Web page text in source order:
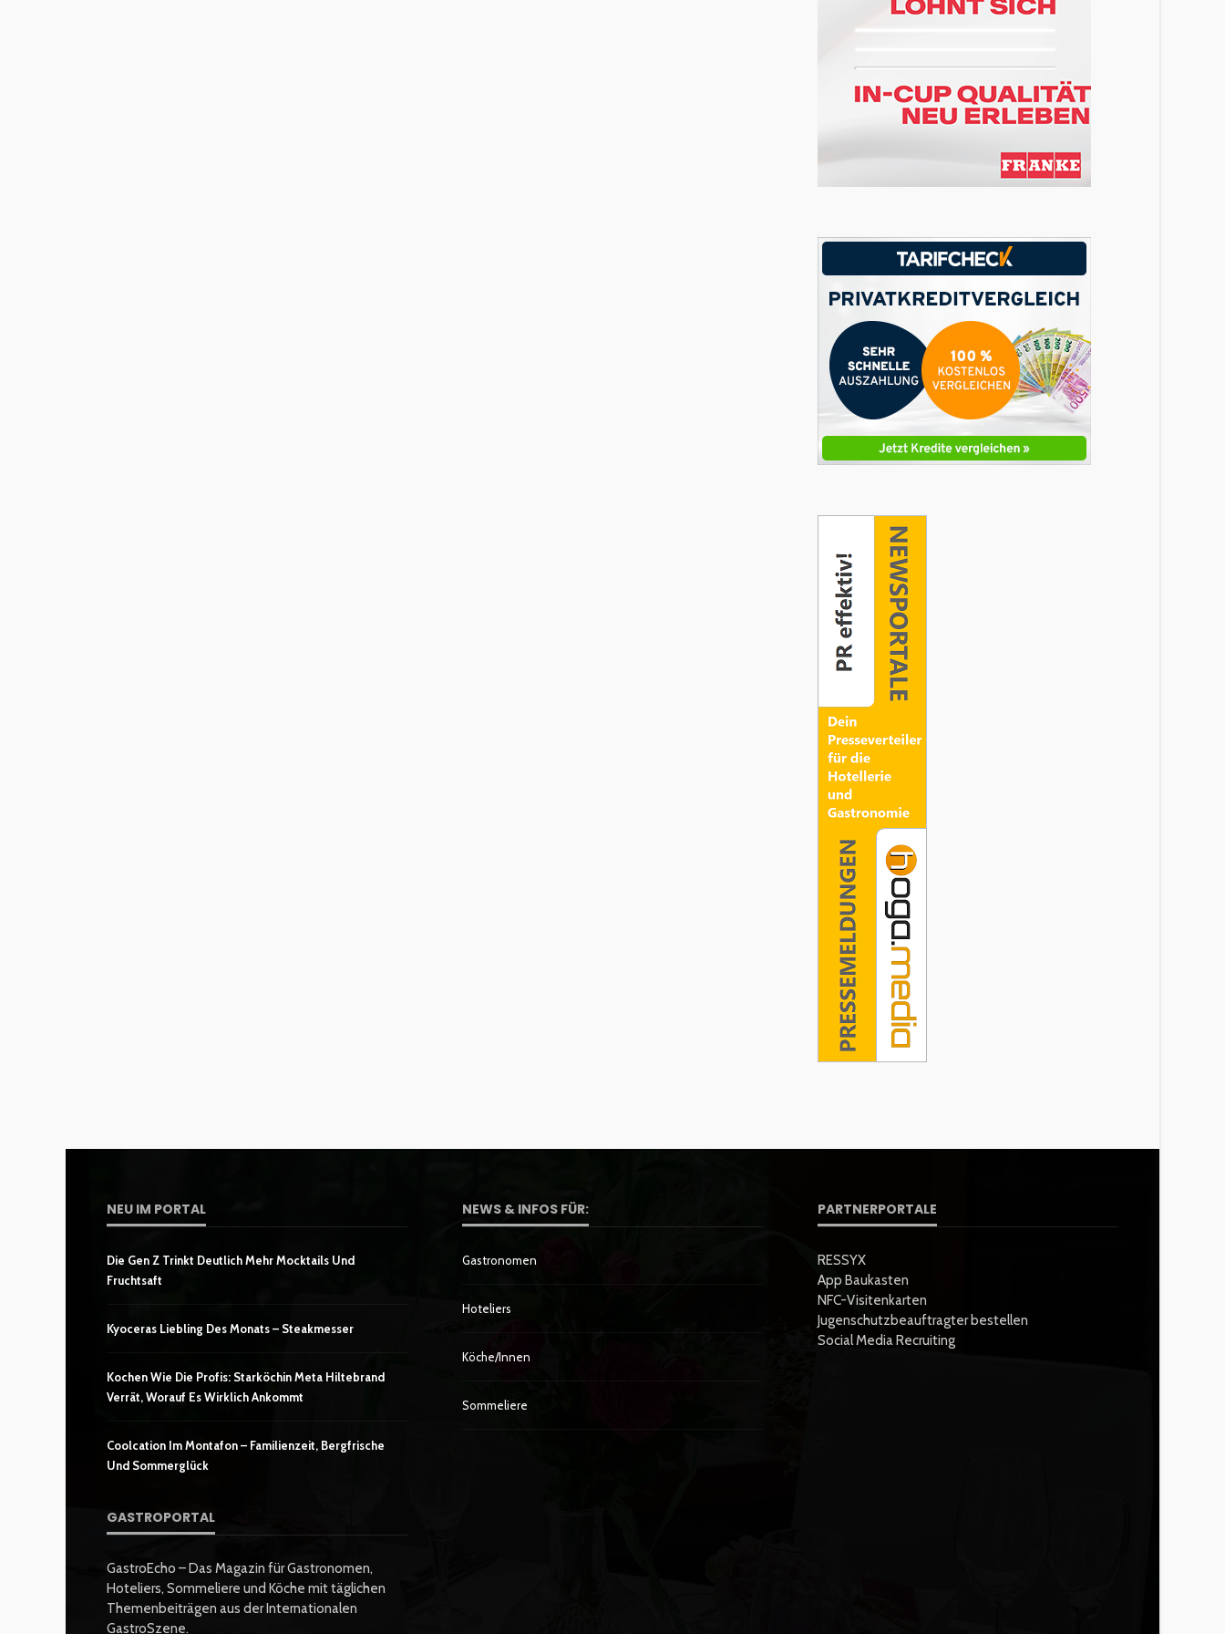
NEU IM PORTAL
Die Gen Z Trinkt Deutlich Mehr Mocktails Und
Fruchtsaft
Kyoceras Liebling Des Monats – Steakmesser
Kochen Wie Die Profis: Starköchin Meta Hiltebrand
Verrät, Worauf Es Wirklich Ankommt
Coolcation Im Montafon – Familienzeit, Bergfrische
Und Sommerglück
GASTROPORTAL
GastroEcho – Das Magazin für Gastronomen,
Hoteliers, Sommeliere und Köche mit täglichen
Themenbeiträgen aus der Internationalen
GastroSzene.
NEWS & INFOS FÜR:
Gastronomen
Hoteliers
Köche/innen
Sommeliere
PARTNERPORTALE
RESSYX
App Baukasten
NFC-Visitenkarten
Jugenschutzbeauftragter bestellen
Social Media Recruiting